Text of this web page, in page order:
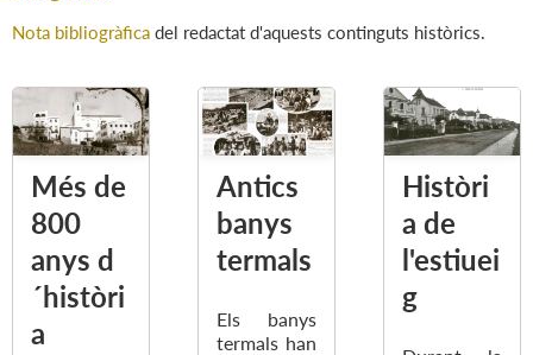
Nota bibliogràfica del redactat d'aquests continguts històrics.
Més de
800
anys d
´històri
a
Antics
banys
termals
Els banys
termals han
Històri
a de
l'estiuei
g